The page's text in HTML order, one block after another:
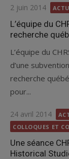
Posted
on
2 juin 2014
L’équipe du
recherche
L’équipe du
d’une
recherche
pour...
Posted
on
24 avril 2014
COLLOQUES ET
Une séance
Historical